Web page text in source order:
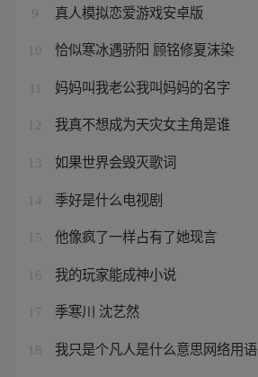
9 真人模拟恋爱游戏安卓版
10 恰似寒冰遇骄阳 顾铭修夏沫染
妈妈叫我老公我叫妈妈的名字
12 我真不想成为天灾女主角是谁
13 如果世界会毁灭歌词
14 季好是什么电视剧
15 他像疯了一样占有了她现言
16 我的玩家能成神小说
17 季寒川 沈艺然
18 我只是个凡人是什么意思网络用语